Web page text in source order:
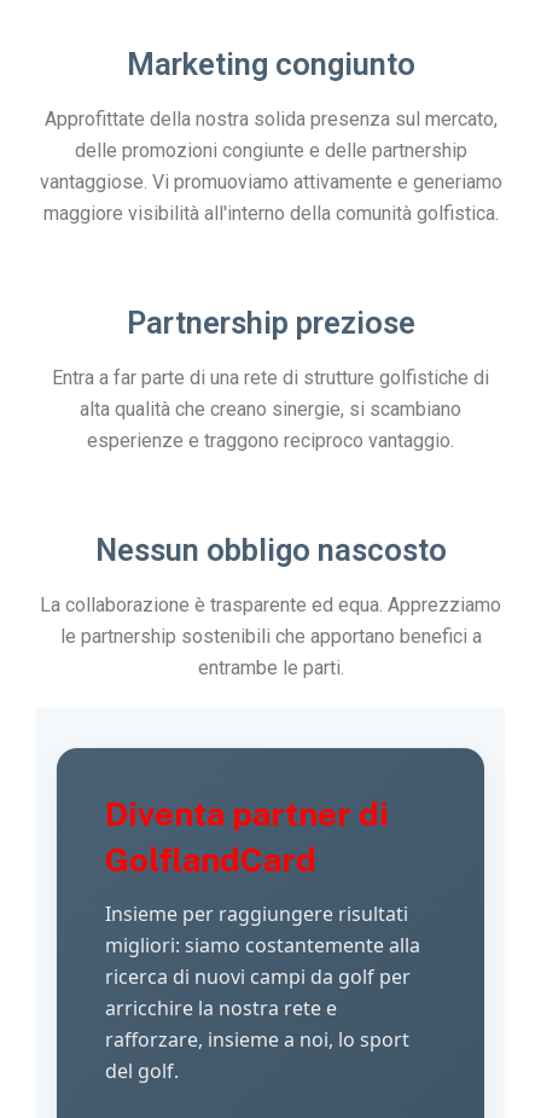
Marketing congiunto
Approfittate della nostra solida presenza sul mercato,
delle promozioni congiunte e delle partnership
vantaggiose. Vi promuoviamo attivamente e generiamo
maggiore visibilità all'interno della comunità golfistica.
Partnership preziose
Entra a far parte di una rete di strutture golfistiche di
alta qualità che creano sinergie, si scambiano
esperienze e traggono reciproco vantaggio.
Nessun obbligo nascosto
La collaborazione è trasparente ed equa. Apprezziamo
le partnership sostenibili che apportano benefici a
entrambe le parti.
Diventa partner di
GolflandCard
Insieme per raggiungere risultati
migliori: siamo costantemente alla
ricerca di nuovi campi da golf per
arricchire la nostra rete e
rafforzare, insieme a noi, lo sport
del golf.